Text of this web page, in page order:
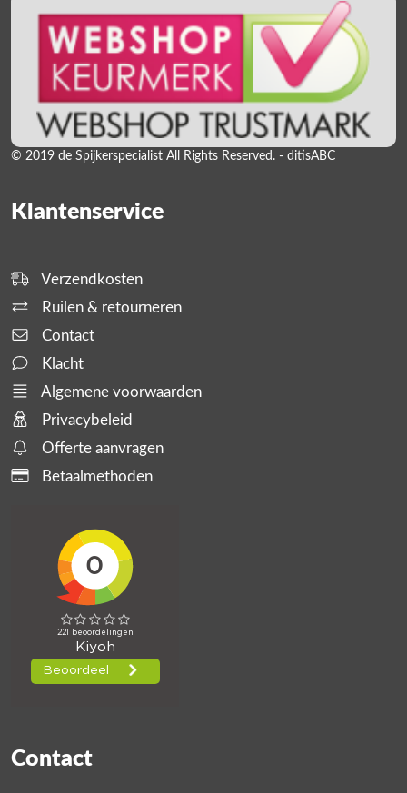
© 2019 de Spijkerspecialist All Rights Reserved. - ditisABC
Klantenservice
Verzendkosten
Ruilen & retourneren
Contact
Klacht
Algemene voorwaarden
Privacybeleid
Offerte aanvragen
Betaalmethoden
Contact